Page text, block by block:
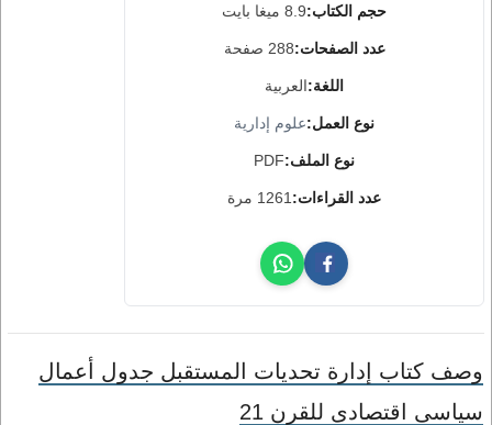
حجم الكتاب:8.9 ميغا بايت
عدد الصفحات:288 صفحة
اللغة:العربية
نوع العمل:علوم إدارية
نوع الملف:PDF
عدد القراءات: 1261 مرة
وصف كتاب إدارة تحديات المستقبل جدول أعمال
سياسى اقتصادى للقرن 21